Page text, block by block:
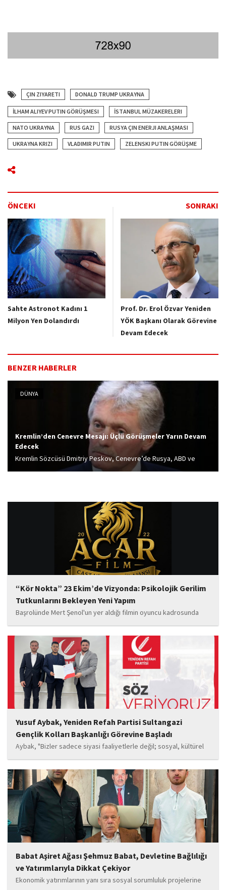
ÇIN ZIYARETI DONALD TRUMP UKRAYNA
İLHAM ALIYEV PUTIN GÖRÜŞMESI İSTANBUL MÜZAKERELERI
NATO UKRAYNA RUS GAZI RUSYA ÇIN ENERJI ANLAŞMASI
UKRAYNA KRIZI VLADIMIR PUTIN ZELENSKI PUTIN GÖRÜŞME
ÖNCEKI SONRAKI
Sahte Astronot Kadını 1
Milyon Yen Dolandırdı
Prof. Dr. Erol Özvar Yeniden
YÖK Başkanı Olarak Görevine
Devam Edecek
BENZER HABERLER
DÜNYA
Kremlin’den Cenevre Mesajı: Üçlü Görüşmeler Yarın Devam
Edecek
Kremlin Sözcüsü Dmitriy Peskov, Cenevre’de Rusya, ABD ve
Ukrayna heyetlerinin katılımıyla bugün yapılacak görüşmelerin
“Kör Nokta” 23 Ekim’de Vizyonda: Psikolojik Gerilim
Tutkunlarını Bekleyen Yeni Yapım
Başrolünde Mert Şenol'un yer aldığı filmin oyuncu kadrosunda
Esma Kıyanç, Ayşe Aktaş, Berna Kıyanç, Gökay Alpaslan Şahin,
Sema Yaldıran, Sıla Altıntaş, İsmail Akkoç, Celal Acar ve çocuk
oyuncu Görkem Akyol...
Yusuf Aybak, Yeniden Refah Partisi Sultangazi
Gençlik Kolları Başkanlığı Görevine Başladı
Aybak, "Bizler sadece siyasi faaliyetlerle değil; sosyal, kültürel
ve manevi değerleri güçlendiren çalışmalarla da gençlerimizin
yanında olacağız. Sultangazi'de birlik ve beraberlik ruhunu daha
da güçlendirecek projeleri hayata geçirmek için ekip...
Babat Aşiret Ağası Şehmuz Babat, Devletine Bağlılığı
ve Yatırımlarıyla Dikkat Çekiyor
Ekonomik yatırımlarının yanı sıra sosyal sorumluluk projelerine